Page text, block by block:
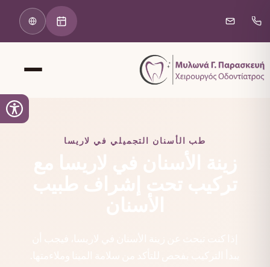
طب الأسنان التجميلي في لاريسا